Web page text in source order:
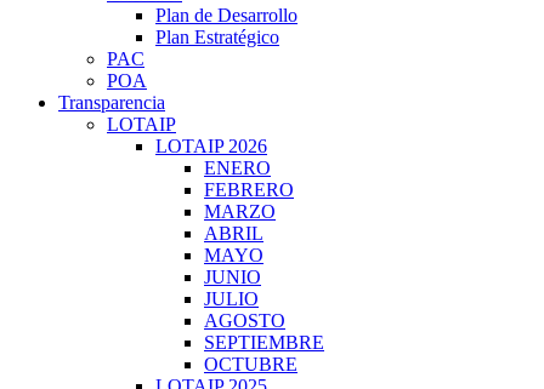
Plan de Desarrollo
Plan Estratégico
PAC
POA
Transparencia
LOTAIP
LOTAIP 2026
ENERO
FEBRERO
MARZO
ABRIL
MAYO
JUNIO
JULIO
AGOSTO
SEPTIEMBRE
OCTUBRE